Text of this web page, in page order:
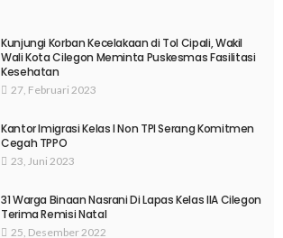
Kunjungi Korban Kecelakaan di Tol Cipali, Wakil
Wali Kota Cilegon Meminta Puskesmas Fasilitasi
Kesehatan
27, Februari 2023
Kantor Imigrasi Kelas I Non TPI Serang Komitmen
Cegah TPPO
23, Juni 2023
31 Warga Binaan Nasrani Di Lapas Kelas IIA Cilegon
Terima Remisi Natal
25, Desember 2022